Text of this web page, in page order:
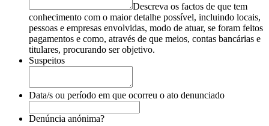
Descreva os factos de que tem
conhecimento com o maior detalhe possível, incluindo locais,
pessoas e empresas envolvidas, modo de atuar, se foram feitos
pagamentos e como, através de que meios, contas bancárias e
titulares, procurando ser objetivo.
Suspeitos
Data/s ou período em que ocorreu o ato denunciado
Denúncia anónima?